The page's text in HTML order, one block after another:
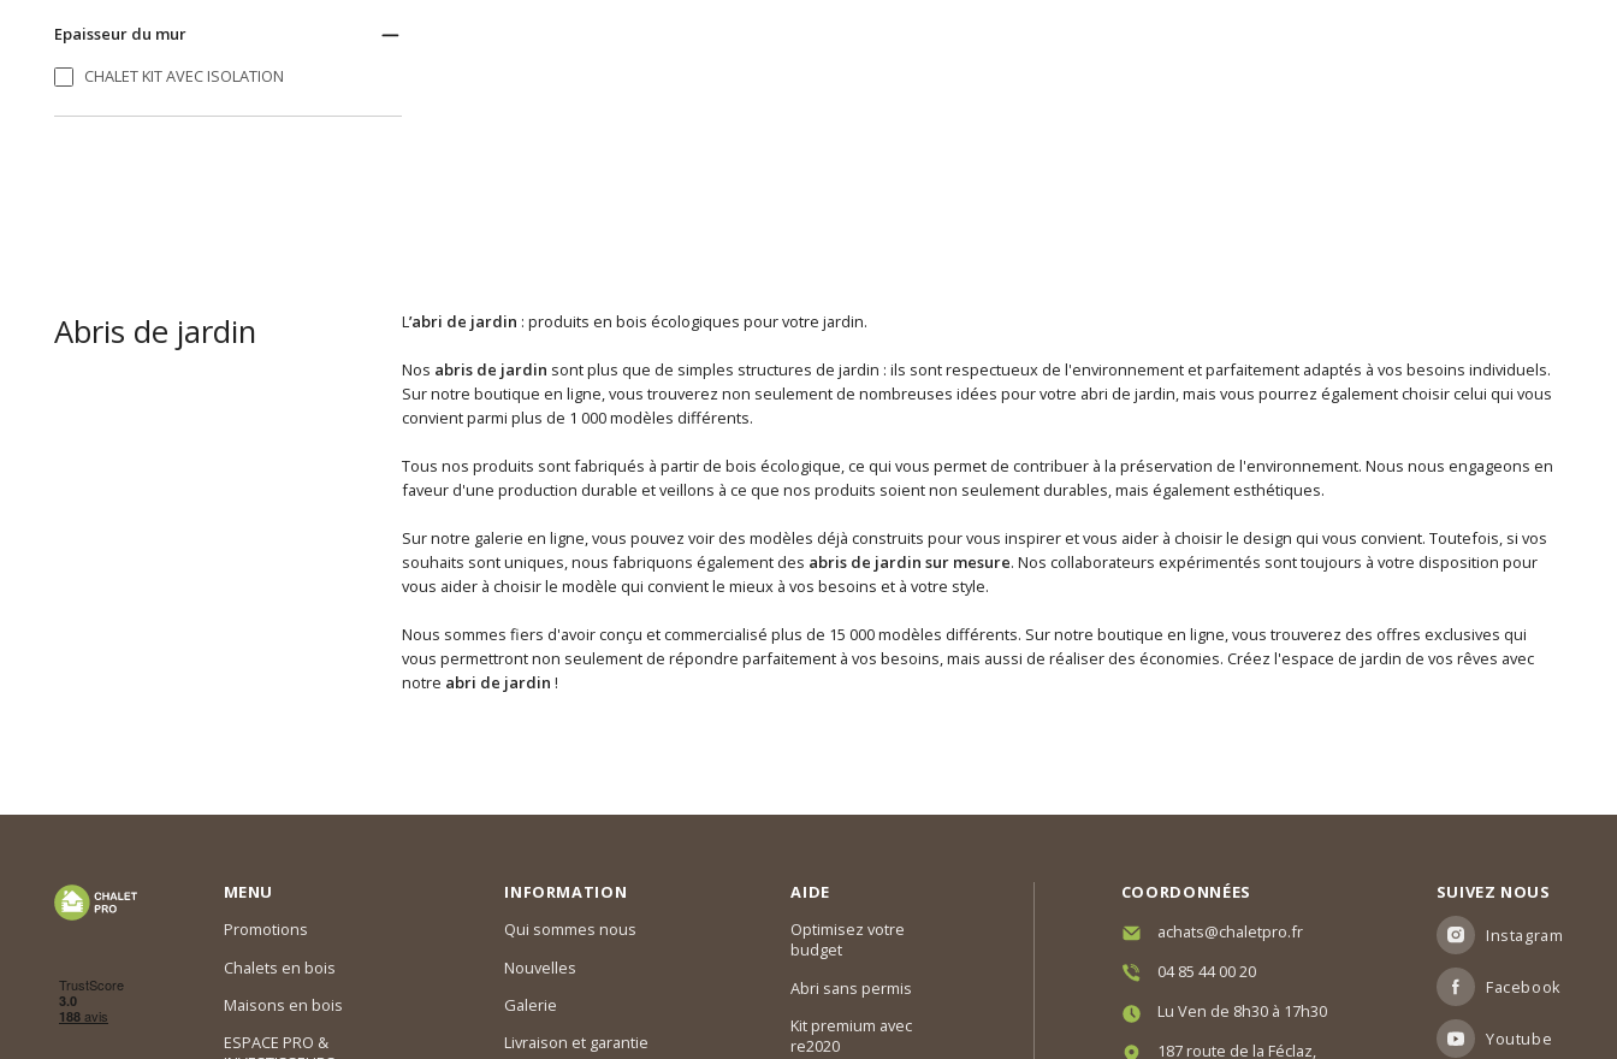
Epaisseur du mur
CHALET KIT AVEC ISOLATION
Abris de jardin L ’abri de jardin : produits en bois écologiques pour votre jardin.
Nos abris de jardin sont plus que de simples structures de jardin : ils sont respectueux de l'environnement et parfaitement adaptés à vos besoins individuels.
Sur notre boutique en ligne, vous trouverez non seulement de nombreuses idées pour votre abri de jardin, mais vous pourrez également choisir celui qui vous
convient parmi plus de 1 000 modèles différents.
Tous nos produits sont fabriqués à partir de bois écologique, ce qui vous permet de contribuer à la préservation de l'environnement. Nous nous engageons en
faveur d'une production durable et veillons à ce que nos produits soient non seulement durables, mais également esthétiques.
Sur notre galerie en ligne, vous pouvez voir des modèles déjà construits pour vous inspirer et vous aider à choisir le design qui vous convient. Toutefois, si vos
souhaits sont uniques, nous fabriquons également des abris de jardin sur mesure. Nos collaborateurs expérimentés sont toujours à votre disposition pour
vous aider à choisir le modèle qui convient le mieux à vos besoins et à votre style.
Nous sommes fiers d'avoir conçu et commercialisé plus de 15 000 modèles différents. Sur notre boutique en ligne, vous trouverez des offres exclusives qui
vous permettront non seulement de répondre parfaitement à vos besoins, mais aussi de réaliser des économies. Créez l'espace de jardin de vos rêves avec
notre abri de jardin !
MENU
Promotions
Chalets en bois
Maisons en bois
ESPACE PRO &
INFORMATION
Qui sommes nous
Nouvelles
Galerie
Livraison et garantie
AIDE
Optimisez votre
budget
Abri sans permis
Kit premium avec
re2020
COORDONNÉES
achats@chaletpro.fr
04 85 44 00 20
Lu Ven de 8h30 à 17h30
187 route de la Féclaz,
SUIVEZ NOUS
Instagram
Facebook
Youtube